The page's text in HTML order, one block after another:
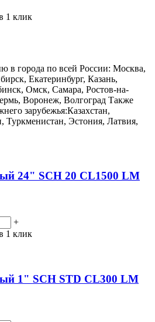
1 клик
в города по всей России: Москва,
Екатеринбург, Казань,
Омск, Самара, Ростов-на-
Воронеж, Волгоград Также
зарубежья:Казахстан,
Туркменистан, Эстония, Латвия,
24" SCH 20 CL1500 LM
+
1 клик
1" SCH STD CL300 LM